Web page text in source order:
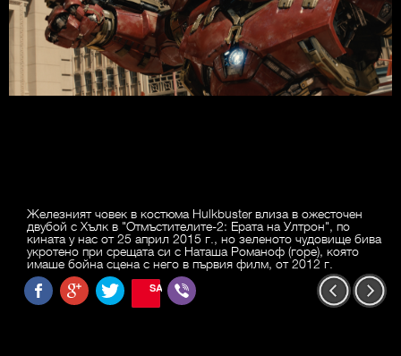
Железният човек в костюма Hulkbuster влиза в ожесточен
двубой с Хълк в "Отмъстителите-2: Ерата на Ултрон", по
кината у нас от 25 април 2015 г., но зеленото чудовище бива
укротено при срещата си с Наташа Романоф (горе), която
имаше бойна сцена с него в първия филм, от 2012 г.
SAVE